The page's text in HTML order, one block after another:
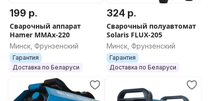
199 р.
Сварочный аппарат
Hamer MMAx-220
Минск, Фрунзенский
Гарантия
Доставка по Беларуси
324 р.
Сварочный полуавтомат
Solaris FLUX-205
Минск, Фрунзенский
Гарантия
Доставка по Беларуси